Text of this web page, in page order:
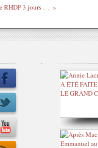
Côte d'Ivoire - M.Ocampo, Zokou Yves a été tué à Bayota par le RHDP 3 jours avant le 28 novembre 2010, a-t-il droit à la CPI ?